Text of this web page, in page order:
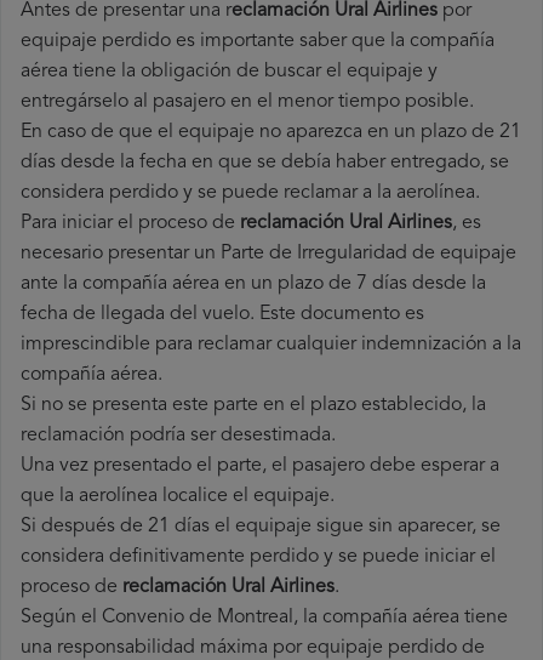
Antes de presentar una reclamación Ural Airlines por
equipaje perdido es importante saber que la compañía
aérea tiene la obligación de buscar el equipaje y
entregárselo al pasajero en el menor tiempo posible.
En caso de que el equipaje no aparezca en un plazo de 21
días desde la fecha en que se debía haber entregado, se
considera perdido y se puede reclamar a la aerolínea.
Para iniciar el proceso de reclamación Ural Airlines, es
necesario presentar un Parte de Irregularidad de equipaje
ante la compañía aérea en un plazo de 7 días desde la
fecha de llegada del vuelo. Este documento es
imprescindible para reclamar cualquier indemnización a la
compañía aérea.
Si no se presenta este parte en el plazo establecido, la
reclamación podría ser desestimada.
Una vez presentado el parte, el pasajero debe esperar a
que la aerolínea localice el equipaje.
Si después de 21 días el equipaje sigue sin aparecer, se
considera definitivamente perdido y se puede iniciar el
proceso de reclamación Ural Airlines.
Según el Convenio de Montreal, la compañía aérea tiene
una responsabilidad máxima por equipaje perdido de